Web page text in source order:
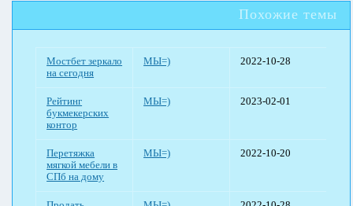
Похожие темы
Мостбет зеркало
на сегодня
МЫ=) 2022-10-28
Рейтинг
букмекерских
контор
МЫ=) 2023-02-01
Перетяжка
мягкой мебели в
СПб на дому
МЫ=) 2022-10-20